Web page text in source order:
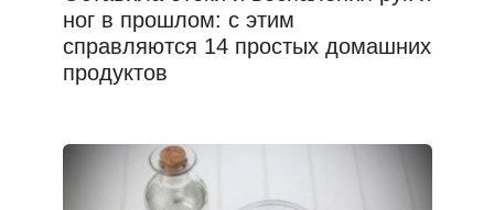
ног в прошлом: с этим
справляются 14 простых домашних
продуктов